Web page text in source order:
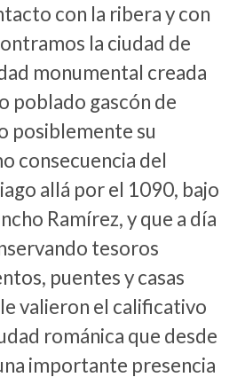
con la ribera y con
la ciudad de
monumental creada
poblado gascón de
posiblemente su
consecuencia del
allá por el 1090, bajo
Ramírez, y que a día
tesoros
puentes y casas
valieron el calificativo
románica que desde
importante presencia